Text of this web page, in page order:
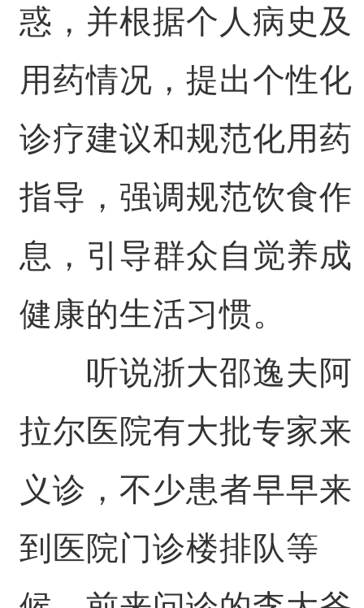
惑，并根据个人病史及
用药情况，提出个性化
诊疗建议和规范化用药
指导，强调规范饮食作
息，引导群众自觉养成
健康的生活习惯。
听说浙大邵逸夫阿
拉尔医院有大批专家来
义诊，不少患者早早来
到医院门诊楼排队等